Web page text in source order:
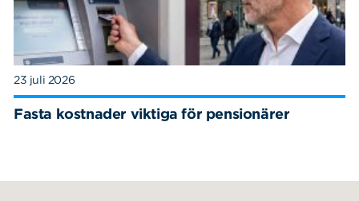
23 juli 2026
Fasta kostnader viktiga för pensionärer